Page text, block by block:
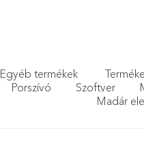
Egyéb termékek
Porszívó Szoftver
Madár